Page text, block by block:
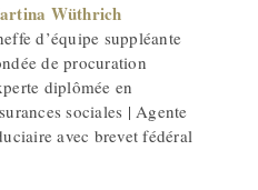
Wüthrich
d’équipe suppléante
de procuration
diplômée en
sociales | Agente
avec brevet fédéral